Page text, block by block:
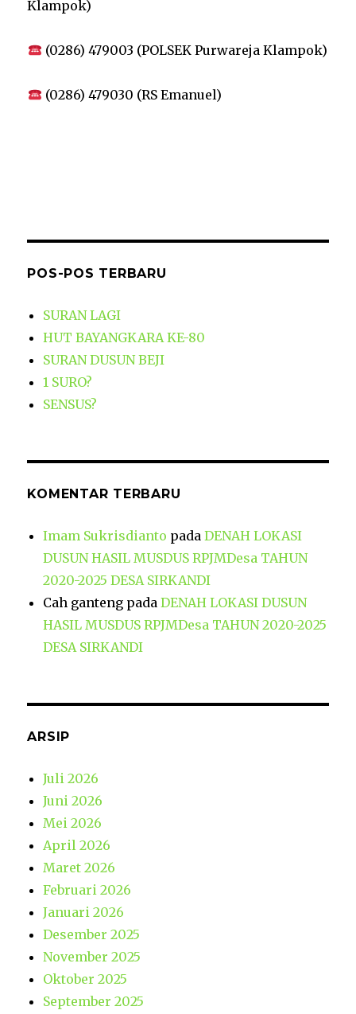
Klampok)
(0286) 479003 (POLSEK Purwareja Klampok)
(0286) 479030 (RS Emanuel)
POS-POS TERBARU
SURAN LAGI
HUT BAYANGKARA KE-80
SURAN DUSUN BEJI
1 SURO?
SENSUS?
KOMENTAR TERBARU
Imam Sukrisdianto padaDENAH LOKASI
DUSUN HASIL MUSDUS RPJMDesa TAHUN
2020-2025 DESA SIRKANDI
Cah ganteng padaDENAH LOKASI DUSUN
HASIL MUSDUS RPJMDesa TAHUN 2020-2025
DESA SIRKANDI
ARSIP
Juli 2026
Juni 2026
Mei 2026
April 2026
Maret 2026
Februari 2026
Januari 2026
Desember 2025
November 2025
Oktober 2025
September 2025